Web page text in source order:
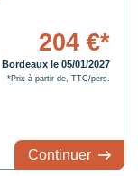
204 €*
Bordeaux le 05/01/2027
*Prix à partir de, TTC/pers.
Continuer